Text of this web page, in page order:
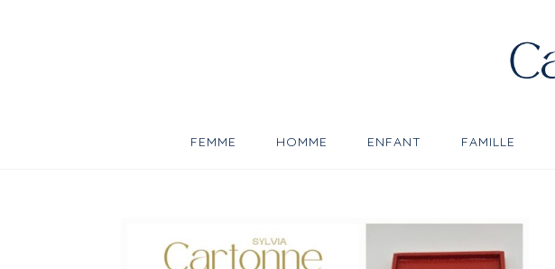
FEMME HOMME ENFANT FAMILLE